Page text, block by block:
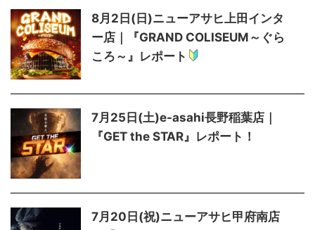
8月2日(日)ニューアサヒ上田インタ
ー店｜『GRAND COLISEUM～ぐら
ころ～』レポート
7月25日(土)e-asahi長野稲葉店｜
『GET the STAR』レポート！
7月20日(祝)ニューアサヒ甲府南店